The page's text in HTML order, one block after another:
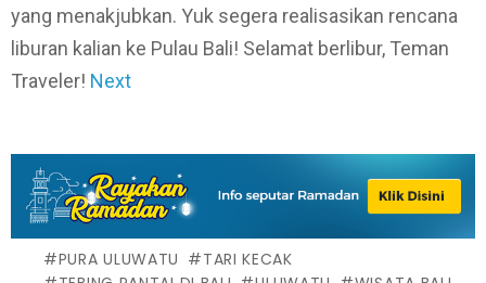
yang menakjubkan. Yuk segera realisasikan rencana
liburan kalian ke Pulau Bali! Selamat berlibur, Teman
Traveler! Next
PURA ULUWATU
TARI KECAK